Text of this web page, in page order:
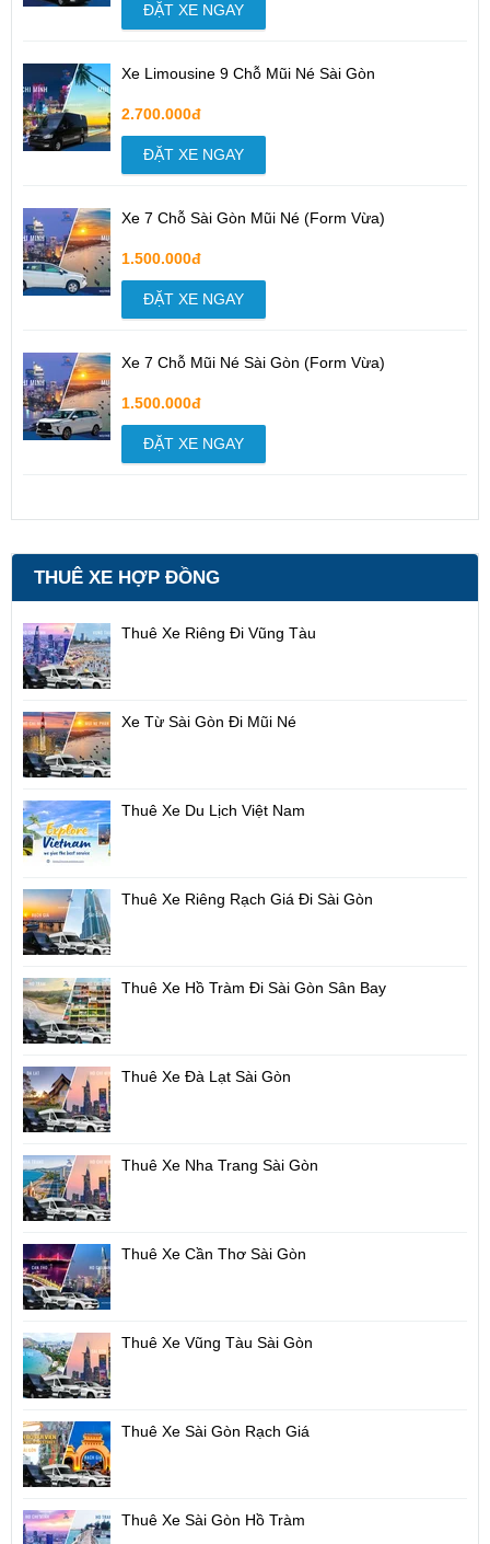
ĐẶT XE NGAY
Xe Limousine 9 Chỗ Mũi Né Sài Gòn
2.700.000đ
ĐẶT XE NGAY
Xe 7 Chỗ Sài Gòn Mũi Né (Form Vừa)
1.500.000đ
ĐẶT XE NGAY
Xe 7 Chỗ Mũi Né Sài Gòn (Form Vừa)
1.500.000đ
ĐẶT XE NGAY
THUÊ XE HỢP ĐỒNG
Thuê Xe Riêng Đi Vũng Tàu
Xe Từ Sài Gòn Đi Mũi Né
Thuê Xe Du Lịch Việt Nam
Thuê Xe Riêng Rạch Giá Đi Sài Gòn
Thuê Xe Hồ Tràm Đi Sài Gòn Sân Bay
Thuê Xe Đà Lạt Sài Gòn
Thuê Xe Nha Trang Sài Gòn
Thuê Xe Cần Thơ Sài Gòn
Thuê Xe Vũng Tàu Sài Gòn
Thuê Xe Sài Gòn Rạch Giá
Thuê Xe Sài Gòn Hồ Tràm